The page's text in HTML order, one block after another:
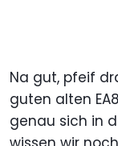
Na gut, pfeif
guten alten
genau sich in